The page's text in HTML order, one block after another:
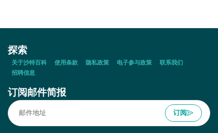
探索
关于沙特百科 使用条款 隐私政策 电子参与政策
联系我们
招聘信息
订阅邮件简报
订阅